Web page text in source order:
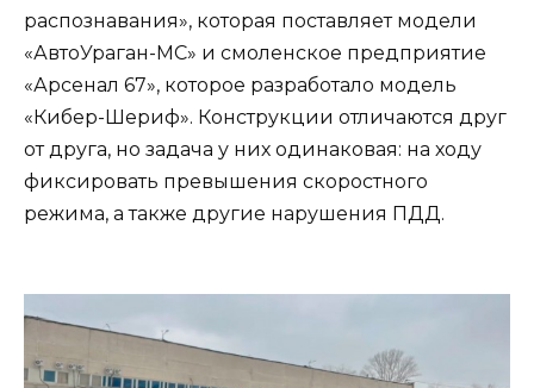
распознавания», которая поставляет модели
«АвтоУраган-МС» и смоленское предприятие
«Арсенал 67», которое разработало модель
«Кибер-Шериф». Конструкции отличаются друг
от друга, но задача у них одинаковая: на ходу
фиксировать превышения скоростного
режима, а также другие нарушения ПДД.